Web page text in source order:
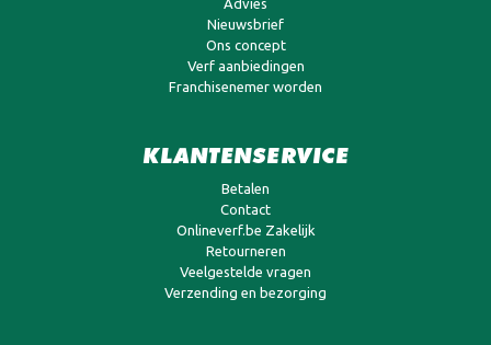
Advies
Nieuwsbrief
Ons concept
Verf aanbiedingen
Franchisenemer worden
KLANTENSERVICE
Betalen
Contact
Onlineverf.be Zakelijk
Retourneren
Veelgestelde vragen
Verzending en bezorging